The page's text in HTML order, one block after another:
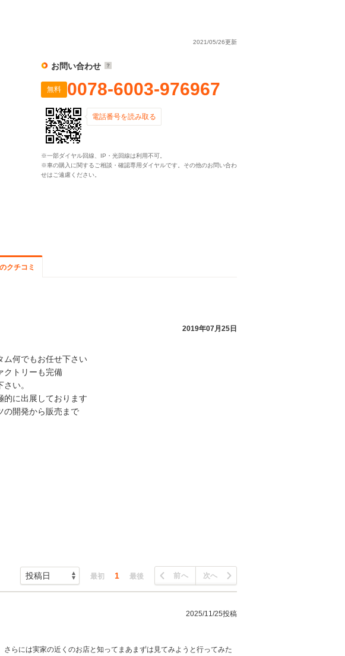
2021/05/26更新
お問い合わせ
無料 0078-6003-976967
電話番号を読み取る
※一部ダイヤル回線、IP・光回線は利用不可。
※車の購入に関するご相談・確認専用ダイヤルです。その他のお問い合わ
せはご遠慮ください。
クチコミ
2019年07月25日
ム何でもお任せ下さい
クトリーも完備
い。
的に出展しております
の開発から販売まで
最初 1 最後 前へ 次へ
2025/11/25投稿
らには実家の近くのお店と知ってまあまずは見てみようと行ってみた